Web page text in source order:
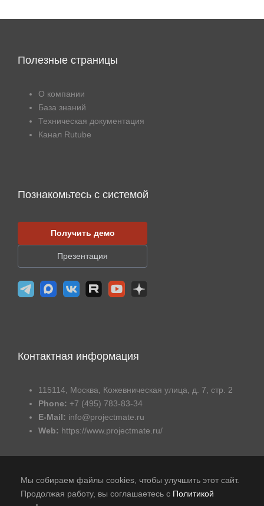
Полезные страницы
О компании
База знаний
Техническая документация
Канал Rutube
Познакомьтесь с системой
Получить демо
Презентация
Контактная информация
115114, Москва, Кожевническая улица, д. 7, стр. 2
Phone: +7 (495) 783-83-34
E-Mail: info@projectmate.ru
Web: https://www.projectmate.ru/
Мы собираем файлы cookies, чтобы улучшить этот сайт.
Продолжая работу, вы соглашаетесь с Политикой